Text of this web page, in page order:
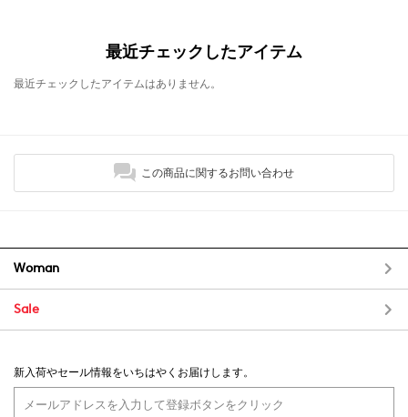
最近チェックしたアイテム
最近チェックしたアイテムはありません。
この商品に関するお問い合わせ
Woman
Sale
新入荷やセール情報をいちはやくお届けします。